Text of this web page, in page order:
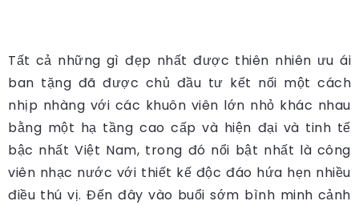
Tất cả những gì đẹp nhất được thiên nhiên ưu ái
ban tặng đã được chủ đầu tư kết nối một cách
nhịp nhàng với các khuôn viên lớn nhỏ khác nhau
bằng một hạ tầng cao cấp và hiện đại và tinh tế
bậc nhất Việt Nam, trong đó nổi bật nhất là công
viên nhạc nước với thiết kế độc đáo hứa hẹn nhiều
điều thú vị. Đến đây vào buổi sớm bình minh cảnh